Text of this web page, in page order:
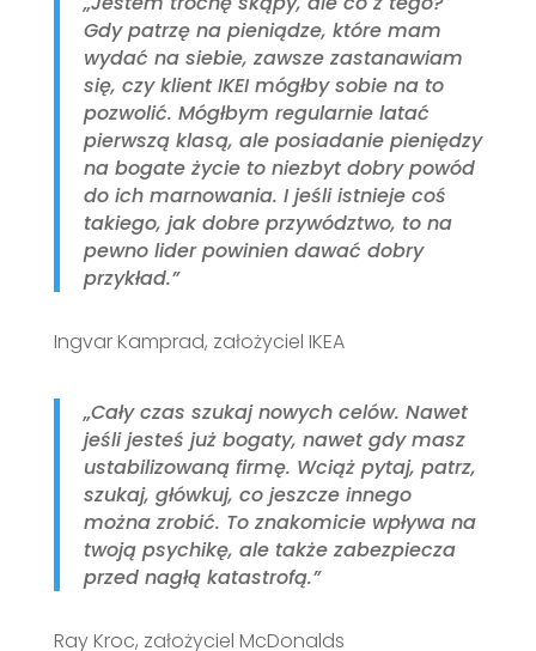
Gdy patrzę na pieniądze, które mam
wydać na siebie, zawsze zastanawiam
się, czy klient IKEI mógłby sobie na to
pozwolić. Mógłbym regularnie latać
pierwszą klasą, ale posiadanie pieniędzy
na bogate życie to niezbyt dobry powód
do ich marnowania. I jeśli istnieje coś
takiego, jak dobre przywództwo, to na
pewno lider powinien dawać dobry
przykład.”
Ingvar Kamprad, założyciel IKEA
„Cały czas szukaj nowych celów. Nawet
jeśli jesteś już bogaty, nawet gdy masz
ustabilizowaną firmę. Wciąż pytaj, patrz,
szukaj, główkuj, co jeszcze innego
można zrobić. To znakomicie wpływa na
twoją psychikę, ale także zabezpiecza
przed nagłą katastrofą.”
Ray Kroc, założyciel McDonalds